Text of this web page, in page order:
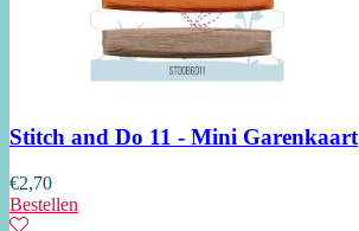
Stitch and Do 11 - Mini Garenkaart
€2,70
Bestellen